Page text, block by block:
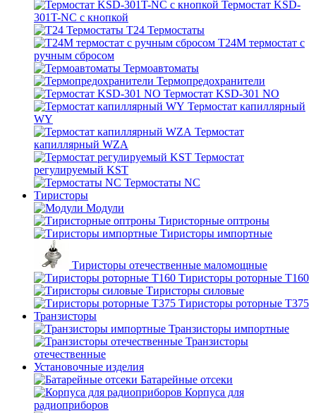
Термостат KSD-
301T-NC с кнопкой
T24 Термостаты
T24M термостат с
ручным сбросом
Термоавтоматы
Термопредохранители
Термостат KSD-301 NO
Термостат капиллярный
WY
Термостат
капиллярный WZA
Термостат
регулируемый KST
Термостаты NC
Тиристоры
Модули
Тиристорные оптроны
Тиристоры импортные
Тиристоры отечественные маломощные
Тиристоры роторные Т160
Тиристоры силовые
Тиристоры роторные Т375
Транзисторы
Транзисторы импортные
Транзисторы
отечественные
Установочные изделия
Батарейные отсеки
Корпуса для
радиоприборов